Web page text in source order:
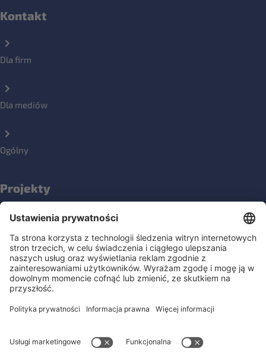
Kontakt
Dla firm
Dla mediów
Ogólny
Projekty
NOPLANETB
Społeczności
Media społecznościowe